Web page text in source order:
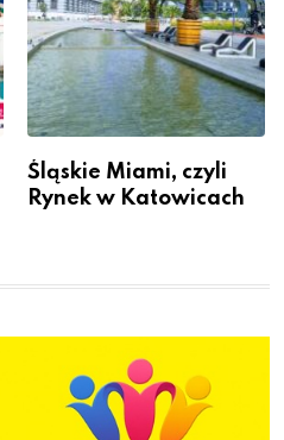
Śląskie Miami, czyli
Rynek w Katowicach